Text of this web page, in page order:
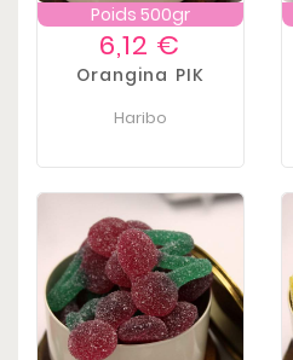
Poids 500gr
Prix
6,12 €
Orangina PIK
Haribo